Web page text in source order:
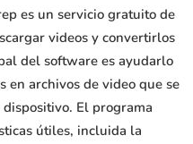
es un servicio gratuito de
videos y convertirlos
del software es ayudarlo
en archivos de video que se
El programa
útiles, incluida la